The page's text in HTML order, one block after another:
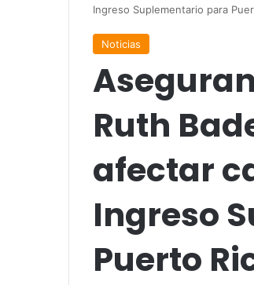
Ingreso Suplementario para
Noticias
Ruth
afectar
Ingreso
Puerto